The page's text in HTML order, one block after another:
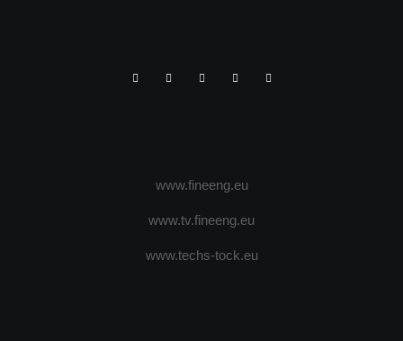
www.fineeng.eu
www.tv.fineeng.eu
www.techs-tock.eu